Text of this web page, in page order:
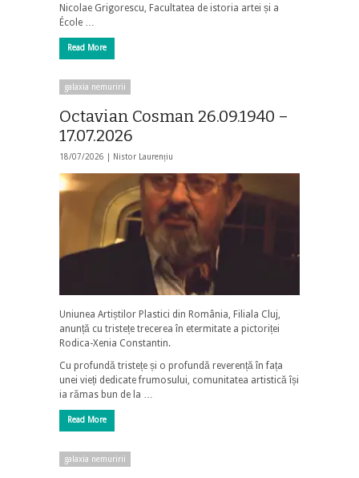
Nicolae Grigorescu, Facultatea de istoria artei și a
École …
Read More
galaxia nemuririi
Octavian Cosman 26.09.1940 –
17.07.2026
18/07/2026 | Nistor Laurențiu
Uniunea Artiștilor Plastici din România, Filiala Cluj,
anunță cu tristețe trecerea în etermitate a pictoriței
Rodica-Xenia Constantin.
Cu profundă tristețe și o profundă reverență în fața
unei vieți dedicate frumosului, comunitatea artistică își
ia rămas bun de la …
Read More
galaxia nemuririi